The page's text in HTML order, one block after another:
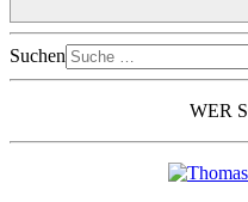
Suchen
WER